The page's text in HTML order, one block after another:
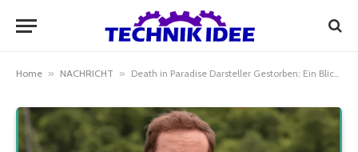
Home » NACHRICHT » Death in Paradise Darsteller Gestorben: Ein Blick auf die verstorbenen Schauspieler